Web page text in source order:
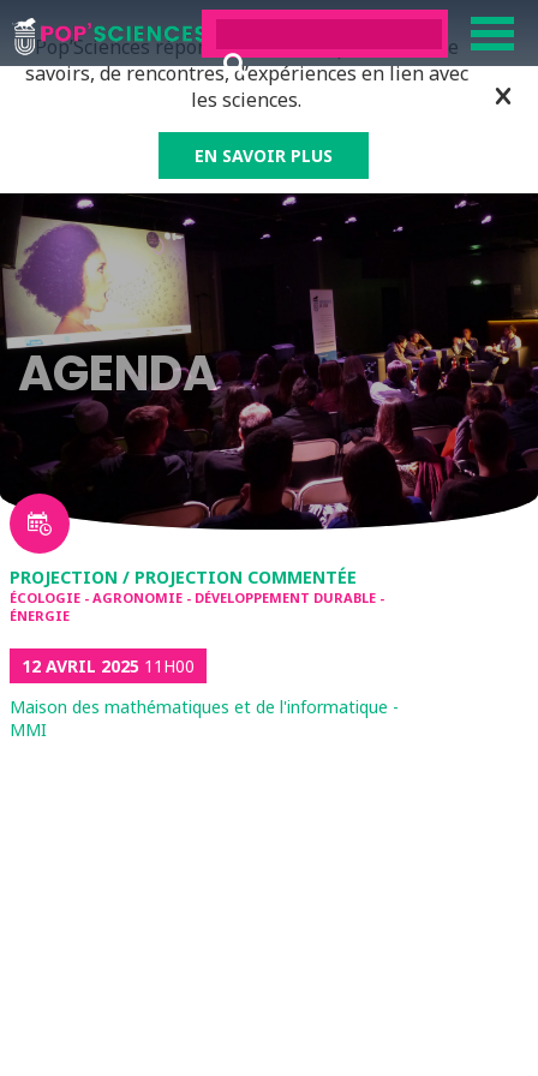
Pop’Sciences répond à tous ceux qui ont soif de
savoirs, de rencontres, d’expériences en lien avec
les sciences.
EN SAVOIR PLUS
AGENDA
PROJECTION / PROJECTION COMMENTÉE
ÉCOLOGIE - AGRONOMIE - DÉVELOPPEMENT DURABLE -
ÉNERGIE
12 AVRIL 2025 11H00
Maison des mathématiques et de l'informatique -
MMI